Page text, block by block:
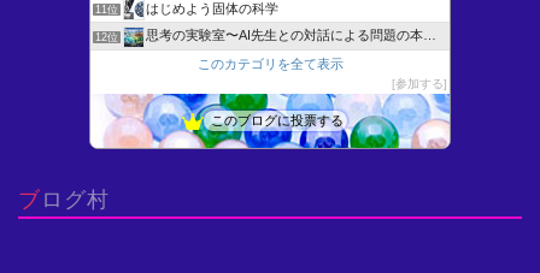
11位 はじめよう固体の科学
12位 思考の実験室〜AI先生との対話による問題の本質化〜
微分方程式いろいろ - よいこの低学年向けすうがくひろば
15位 明倫館書店ブログ
脳科学の備忘録
このカテゴリを全て表示
参加する
このブログに投票する
ブログ村